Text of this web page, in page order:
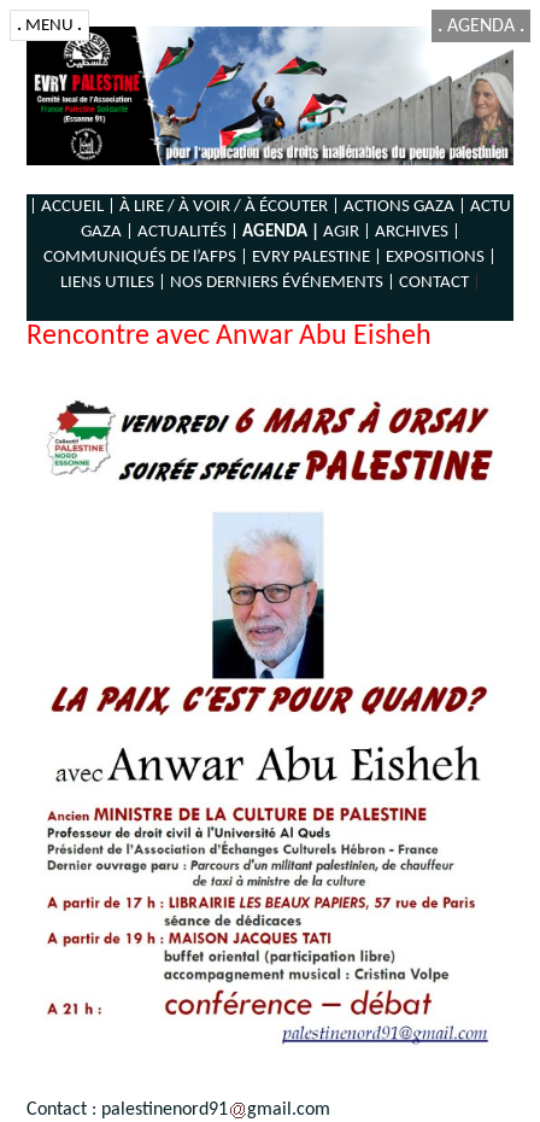
. MENU . . AGENDA .
| ACCUEIL | À LIRE / À VOIR / À ÉCOUTER | ACTIONS GAZA |
ACTU
GAZA |
ACTUALITÉS | AGENDA | AGIR |
ARCHIVES |
COMMUNIQUÉS DE l’AFPS |
EVRY PALESTINE |
EXPOSITIONS |
LIENS UTILES |
NOS DERNIERS ÉVÉNEMENTS | CONTACT|
Rencontre avec Anwar Abu Eisheh
Contact : palestinenord91 gmail.com